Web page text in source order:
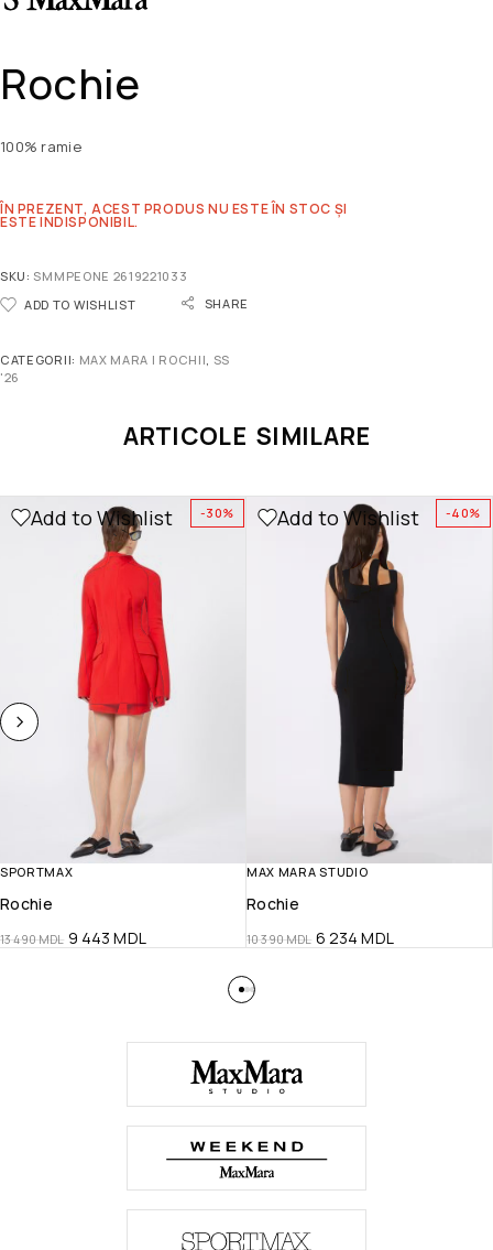
Rochie
100% ramie
ÎN PREZENT, ACEST PRODUS NU ESTE ÎN STOC ȘI
ESTE INDISPONIBIL.
SKU: SMMPEONE 2619221033
ADD TO WISHLIST
SHARE
CATEGORII: MAX MARA | ROCHII SS
'26
ARTICOLE SIMILARE
-30%
Add to Wishlist
SPORTMAX
Rochie
13 490MDL 9 443MDL
-40%
Add to Wishlist
MAX MARA STUDIO
Rochie
10 390MDL 6 234MDL